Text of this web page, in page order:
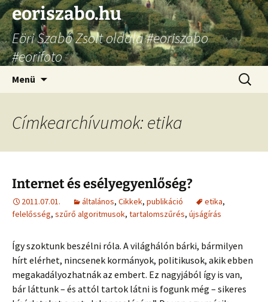
Ugrás
a
tartalomhoz
eoriszabo.hu
Eöri Szabó Zsolt oldala #eoriszabo
#eorifoto
Menü
Címkearchívumok: etika
Internet és esélyegyenlőség?
2011.07.01. általános, Cikkek, publikáció etika,
felelősség, szűrő algoritmusok, tartalomszűrés, újságírás
Így szoktunk beszélni róla. A világhálón bárki, bármilyen
hírt elérhet, nincsenek kormányok, politikusok, akik ebben
megakadályozhatnák az embert. Ez nagyjából így is van,
bár láttunk – és attól tartok látni is fogunk még – sikeres